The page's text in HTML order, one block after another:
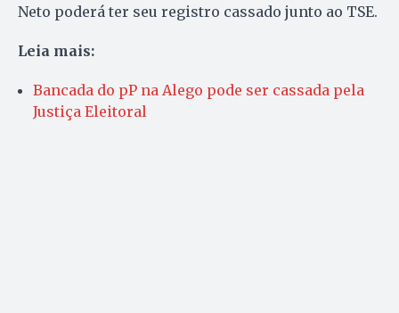
Neto poderá ter seu registro cassado junto ao TSE.
Leia mais:
Bancada do pP na Alego pode ser cassada pela
Justiça Eleitoral